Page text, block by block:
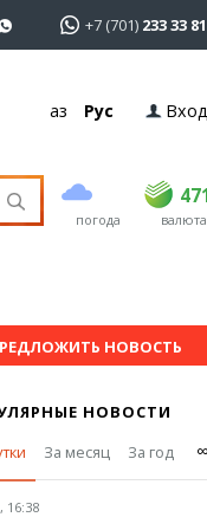
+7 (701) 233 33 81
Қаз Рус Вход
погода
USD 469.5
EUR валюта
НОВОСТЬ
НОВОСТИ
За месяц За год ∞
16:38